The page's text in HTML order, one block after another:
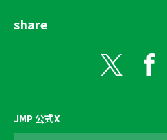
share
JMP 公式X